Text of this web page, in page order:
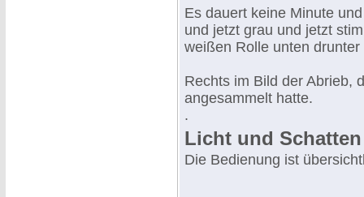
Es dauert keine Minute
und jetzt grau und jetzt
weißen Rolle unten
Rechts im Bild der Abrieb,
angesammelt hatte.
.
Licht und Schatten
Die Bedienung ist